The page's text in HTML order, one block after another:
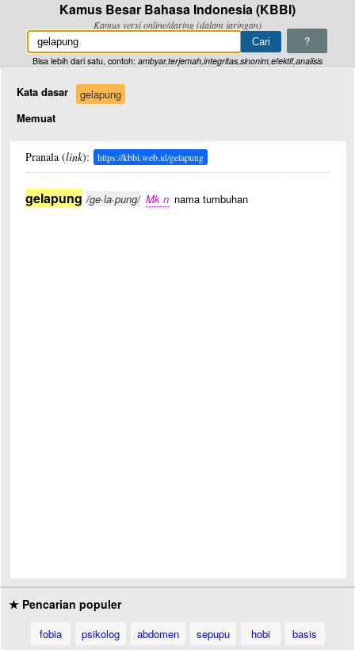
Kamus Besar Bahasa Indonesia (KBBI)
Kamus versi online/daring (dalam jaringan)
?
Bisa lebih dari satu, contoh: ambyar,terjemah,integritas,sinonim,efektif,analisis
Kata dasar
gelapung
Memuat
Pranala (link): https://kbbi.web.id/gelapung
gelapung /ge·la·pung/ Mk n nama tumbuhan
★ Pencarian populer
fobia psikolog abdomen sepupu hobi
basis